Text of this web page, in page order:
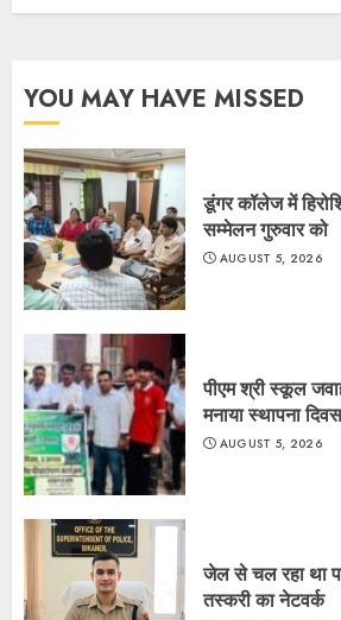
YOU MAY HAVE MISSED
डूंगर कॉलेज में
सम्मेलन गुरुवार को
AUGUST 5, 2026
पीएम श्री स्कूल
मनाया स्थापना दिवस
AUGUST 5, 2026
जेल से चल रहा था
तस्करी का नेटवर्क